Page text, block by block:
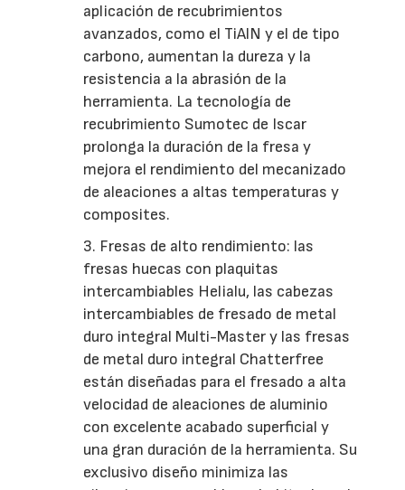
aplicación de recubrimientos
avanzados, como el TiAlN y el de tipo
carbono, aumentan la dureza y la
resistencia a la abrasión de la
herramienta. La tecnología de
recubrimiento Sumotec de Iscar
prolonga la duración de la fresa y
mejora el rendimiento del mecanizado
de aleaciones a altas temperaturas y
composites.
3. Fresas de alto rendimiento: las
fresas huecas con plaquitas
intercambiables Helialu, las cabezas
intercambiables de fresado de metal
duro integral Multi-Master y las fresas
de metal duro integral Chatterfree
están diseñadas para el fresado a alta
velocidad de aleaciones de aluminio
con excelente acabado superficial y
una gran duración de la herramienta. Su
exclusivo diseño minimiza las